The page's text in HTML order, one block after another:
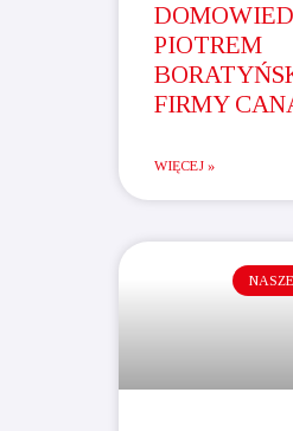
PIOTREM
FIRMY
WIĘCEJ »